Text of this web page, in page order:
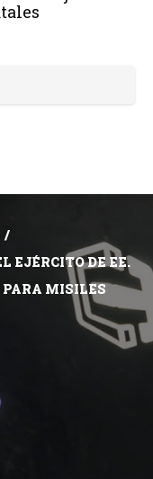
EJÉRCITO DE EE.
PARA MISILES